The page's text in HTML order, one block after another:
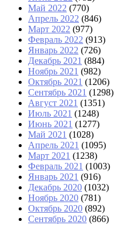
Май 2022 (770)
Апрель 2022 (846)
Март 2022 (977)
Февраль 2022 (913)
Январь 2022 (726)
Декабрь 2021 (884)
Ноябрь 2021 (982)
Октябрь 2021 (1206)
Сентябрь 2021 (1298)
Август 2021 (1351)
Июль 2021 (1248)
Июнь 2021 (1277)
Май 2021 (1028)
Апрель 2021 (1095)
Март 2021 (1238)
Февраль 2021 (1003)
Январь 2021 (916)
Декабрь 2020 (1032)
Ноябрь 2020 (781)
Октябрь 2020 (892)
Сентябрь 2020 (866)